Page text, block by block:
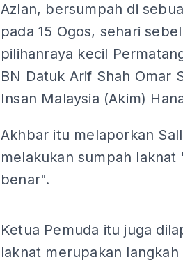
Azlan, bersumpah di
pada 15 Ogos, sehari
pilihanraya kecil
BN Datuk Arif Shah Omar
Insan Malaysia (Akim)
Akhbar itu melaporkan
melakukan sumpah
benar".
Ketua Pemuda itu juga
laknat merupakan